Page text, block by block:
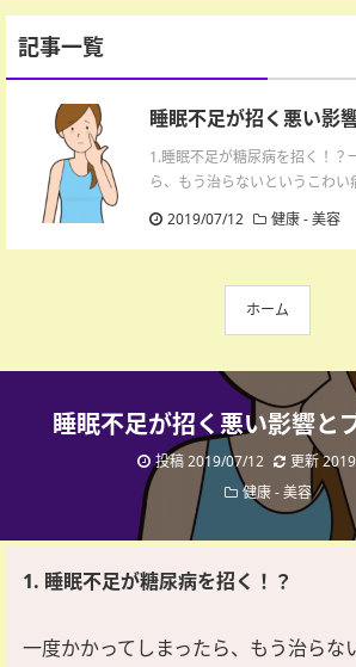
記事一覧
睡眠不足が招く悪い影
1.睡眠不足が糖尿病を招く！？
ら、もう治らないというこわい
2019/07/12
健康-美容
ホーム
睡眠不足が招く悪い影響と
投稿 2019/07/12
更新
健康-美容
1. 睡眠不足が糖尿病を招く！？
一度かかってしまったら、もう治らな